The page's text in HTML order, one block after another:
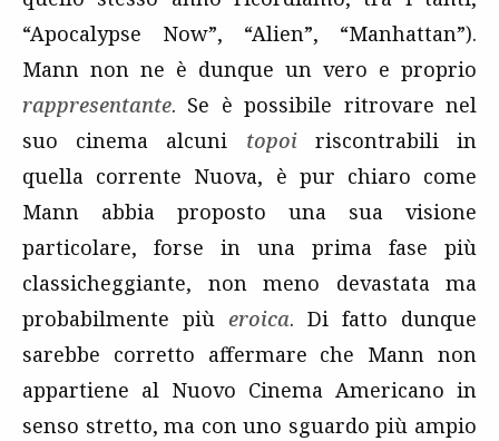
“Apocalypse Now”, “Alien”, “Manhattan”).
Mann non ne è dunque un vero e proprio
rappresentante. Se è possibile ritrovare nel
suo cinema alcuni topoiriscontrabili in
quella corrente Nuova, è pur chiaro come
Mann abbia proposto una sua visione
particolare, forse in una prima fase più
classicheggiante, non meno devastata ma
probabilmente più eroica. Di fatto dunque
sarebbe corretto affermare che Mann non
appartiene al Nuovo Cinema Americano in
senso stretto, ma con uno sguardo più ampio